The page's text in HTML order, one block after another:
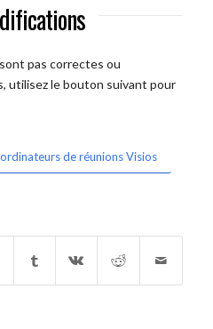
pas correctes ou
utilisez le bouton suivant pour
de réunions Visios